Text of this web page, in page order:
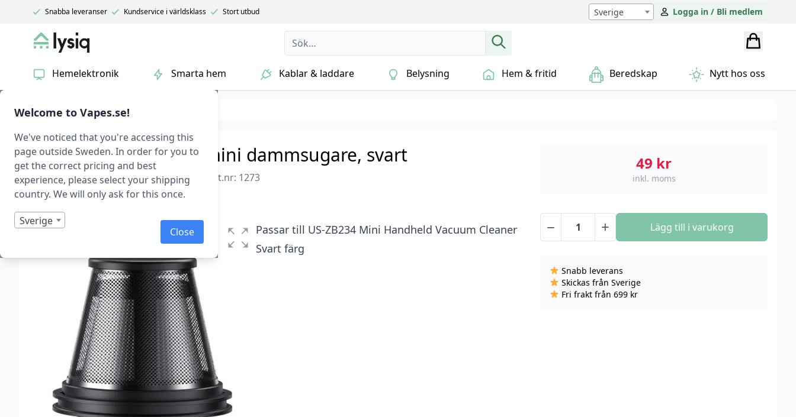
Welcome to Vapes.se!
We've noticed that you're accessing this
page outside Sweden. In order for you to
get the correct pricing and best
experience, please select your shipping
country. We will only ask for this once.
Sverige
Close
Snabba leveranser Kundservice i världsklass Stort utbud Sverige Logga in / Bli medlem
Lysiq
Hemelektronik Smarta hem Kablar & laddare Belysning Hem & fritid Beredskap Nytt hos oss
Hem & fritid Städ
Extrafilter till USAMS mini dammsugare, svart
Usams Mini Dammsugare Filter – Svart Art.nr: 1273
Betygsatt
1
på
0
kundrecensioner
I lager
Passar till US-ZB234 Mini Handheld Vacuum Cleaner
Svart färg
49 kr
inkl. moms
−
Usams
Filter
-
+ Lägg till i varukorg
Snabb leverans
Skickas från Sverige
Fri frakt från 699 kr